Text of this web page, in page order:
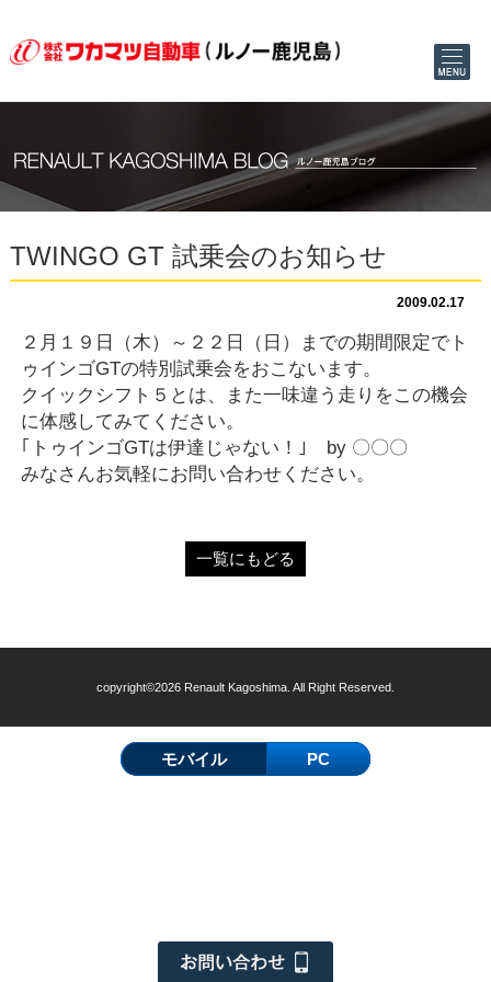
TWINGO GT 試乗会のお知らせ
2009.02.17
２月１９日（木）～２２日（日）までの期間限定でト
ゥインゴGTの特別試乗会をおこないます。
クイックシフト５とは、また一味違う走りをこの機会
に体感してみてください。
｢トゥインゴGTは伊達じゃない！｣ by 〇〇〇
みなさんお気軽にお問い合わせください。
一覧にもどる
copyright©2026 Renault Kagoshima. All Right Reserved.
モバイル PC